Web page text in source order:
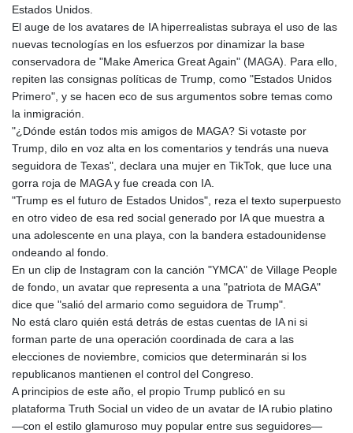
Estados Unidos.
El auge de los avatares de IA hiperrealistas subraya el uso de las
nuevas tecnologías en los esfuerzos por dinamizar la base
conservadora de "Make America Great Again" (MAGA). Para ello,
repiten las consignas políticas de Trump, como "Estados Unidos
Primero", y se hacen eco de sus argumentos sobre temas como
la inmigración.
"¿Dónde están todos mis amigos de MAGA? Si votaste por
Trump, dilo en voz alta en los comentarios y tendrás una nueva
seguidora de Texas", declara una mujer en TikTok, que luce una
gorra roja de MAGA y fue creada con IA.
"Trump es el futuro de Estados Unidos", reza el texto superpuesto
en otro video de esa red social generado por IA que muestra a
una adolescente en una playa, con la bandera estadounidense
ondeando al fondo.
En un clip de Instagram con la canción "YMCA" de Village People
de fondo, un avatar que representa a una "patriota de MAGA"
dice que "salió del armario como seguidora de Trump".
No está claro quién está detrás de estas cuentas de IA ni si
forman parte de una operación coordinada de cara a las
elecciones de noviembre, comicios que determinarán si los
republicanos mantienen el control del Congreso.
A principios de este año, el propio Trump publicó en su
plataforma Truth Social un video de un avatar de IA rubio platino
—con el estilo glamuroso muy popular entre sus seguidores—